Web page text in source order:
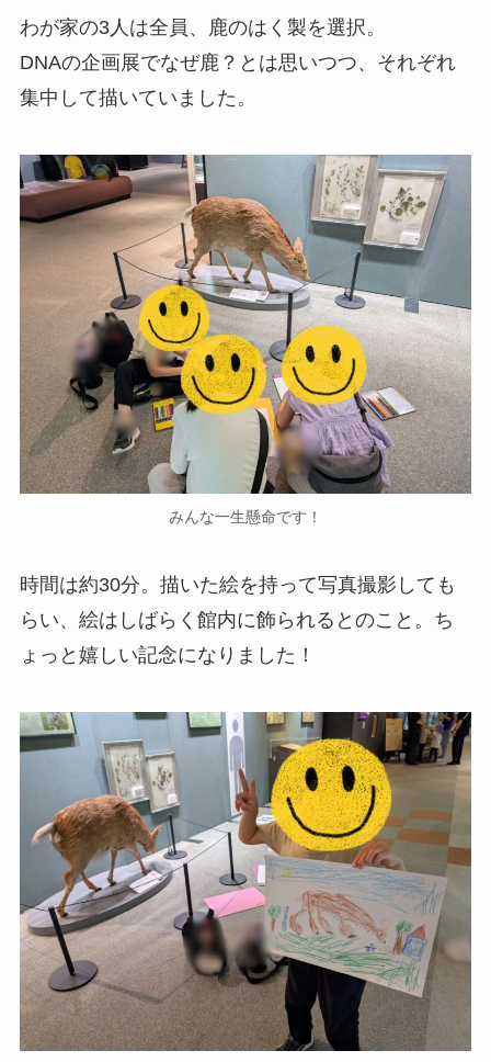
わが家の3人は全員、鹿のはく製を選択。
DNAの企画展でなぜ鹿？とは思いつつ、それぞれ
集中して描いていました。
みんな一生懸命です！
時間は約30分。描いた絵を持って写真撮影しても
らい、絵はしばらく館内に飾られるとのこと。ち
ょっと嬉しい記念になりました！